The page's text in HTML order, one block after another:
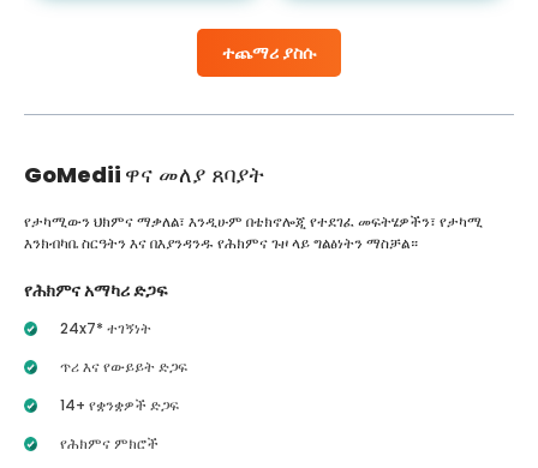
ተጨማሪ ያስሱ
GoMedii ዋና መለያ ጸባያት
የታካሚውን ህክምና ማቃለል፣ እንዲሁም በቴክኖሎጂ የተደገፈ መፍትሄዎችን፣ የታካሚ
እንክብካቤ ስርዓትን እና በእያንዳንዱ የሕክምና ጉዞ ላይ ግልፅነትን ማስቻል።
የሕክምና አማካሪ ድጋፍ
24x7* ተገኝነት
ጥሪ እና የውይይት ድጋፍ
14+ የቋንቋዎች ድጋፍ
የሕክምና ምክሮች